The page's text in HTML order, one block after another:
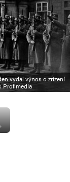
vydal výnos o zřízení
Profimedia